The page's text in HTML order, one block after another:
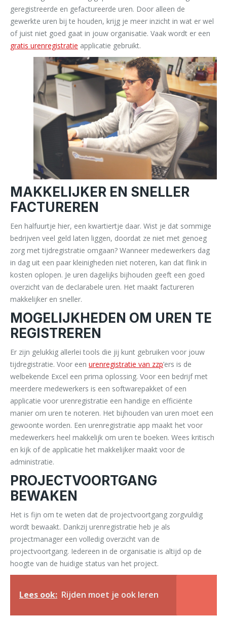
geregistreerde en gefactureerde uren. Door alleen de
gewerkte uren bij te houden, krijg je meer inzicht in wat er wel
of juist niet goed gaat in jouw organisatie. Vaak wordt er een
gratis urenregistratie applicatie gebruikt.
MAKKELIJKER EN SNELLER
FACTUREREN
Een halfuurtje hier, een kwartiertje daar. Wist je dat sommige
bedrijven veel geld laten liggen, doordat ze niet met genoeg
zorg met tijdregistratie omgaan? Wanneer medewerkers dag
in dag uit een paar kleinigheden niet noteren, kan dat flink in
kosten oplopen. Je uren dagelijks bijhouden geeft een goed
overzicht van de declarabele uren. Het maakt factureren
makkelijker en sneller.
MOGELIJKHEDEN OM UREN TE
REGISTREREN
Er zijn gelukkig allerlei tools die jij kunt gebruiken voor jouw
tijdregistratie. Voor een urenregistratie van zzp’ers is de
welbekende Excel een prima oplossing. Voor een bedrijf met
meerdere medewerkers is een softwarepakket of een
applicatie voor urenregistratie een handige en efficiënte
manier om uren te noteren. Het bijhouden van uren moet een
gewoonte worden. Een urenregistratie app maakt het voor
medewerkers heel makkelijk om uren te boeken. Wees kritisch
en kijk of de applicatie het makkelijker maakt voor de
administratie.
PROJECTVOORTGANG
BEWAKEN
Het is fijn om te weten dat de projectvoortgang zorgvuldig
wordt bewaakt. Dankzij urenregistratie heb je als
projectmanager een volledig overzicht van de
projectvoortgang. Iedereen in de organisatie is altijd op de
hoogte van de huidige status van het project.
Lees ook: Rijden moet je ook leren